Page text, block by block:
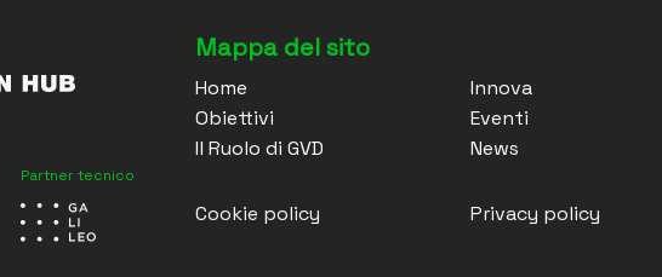
Partner tecnico
Mappa del sito
Home
Obiettivi
Il Ruolo di GVD
Innova
Eventi
News
Cookie policy Privacy policy